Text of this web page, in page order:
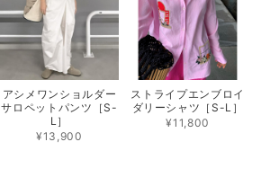
アシメワンショルダー
サロペットパンツ［S-
L］
¥13,900
ストライプエンブロイ
ダリーシャツ［S-L］
¥11,800